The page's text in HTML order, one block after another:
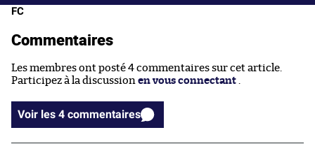
FC
Commentaires
Les membres ont posté 4 commentaires sur cet article.
Participez à la discussion en vous connectant .
Voir les 4 commentaires